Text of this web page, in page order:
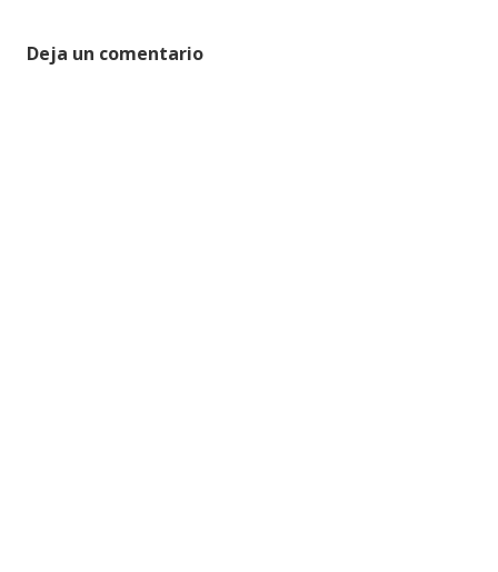
Deja un comentario